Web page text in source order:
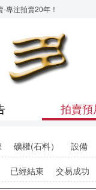
注拍賣20年！
拍賣
礦權(石料）
設備
已經結束
交易成功